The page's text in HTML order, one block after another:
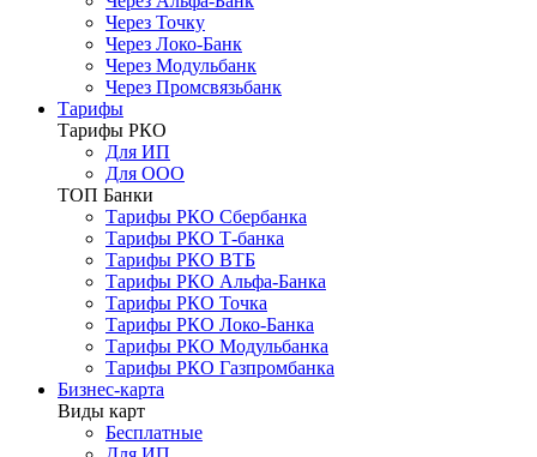
Через Точку
Через Локо-Банк
Через Модульбанк
Через Промсвязьбанк
Тарифы
Тарифы РКО
Для ИП
Для ООО
ТОП Банки
Тарифы РКО Сбербанка
Тарифы РКО Т-банка
Тарифы РКО ВТБ
Тарифы РКО Альфа-Банка
Тарифы РКО Точка
Тарифы РКО Локо-Банка
Тарифы РКО Модульбанка
Тарифы РКО Газпромбанка
Бизнес-карта
Виды карт
Бесплатные